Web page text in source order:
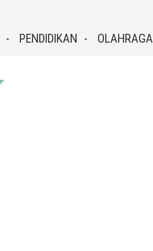
PENDIDIKAN OLAHRAGA